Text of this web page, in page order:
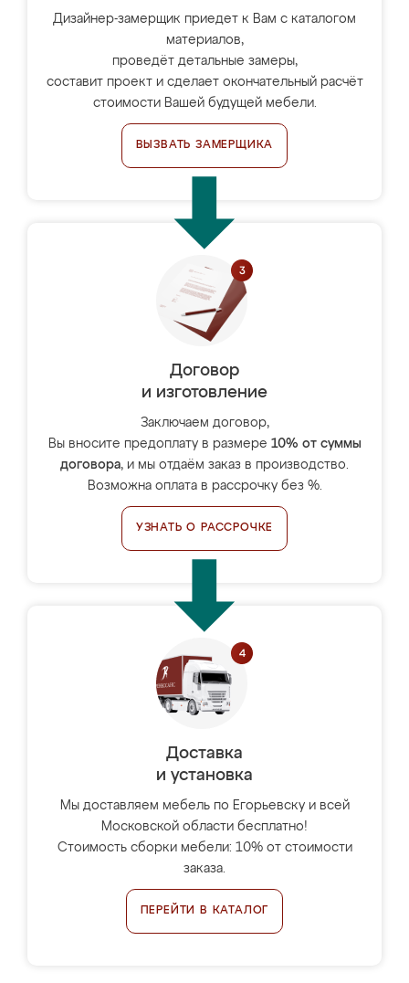
Дизайнер-замерщик приедет к Вам с каталогом
материалов,
проведёт детальные замеры,
составит проект и сделает окончательный расчёт
стоимости Вашей будущей мебели.
ВЫЗВАТЬ ЗАМЕРЩИКА
Договор
и изготовление
Заключаем договор,
Вы вносите предоплату в размере 10% от суммы
договора, и мы отдаём заказ в производство.
Возможна оплата в рассрочку без %.
УЗНАТЬ О РАССРОЧКЕ
Доставка
и установка
Мы доставляем мебель по Егорьевску и всей
Московской области бесплатно!
Стоимость сборки мебели: 10% от стоимости
заказа.
ПЕРЕЙТИ В КАТАЛОГ